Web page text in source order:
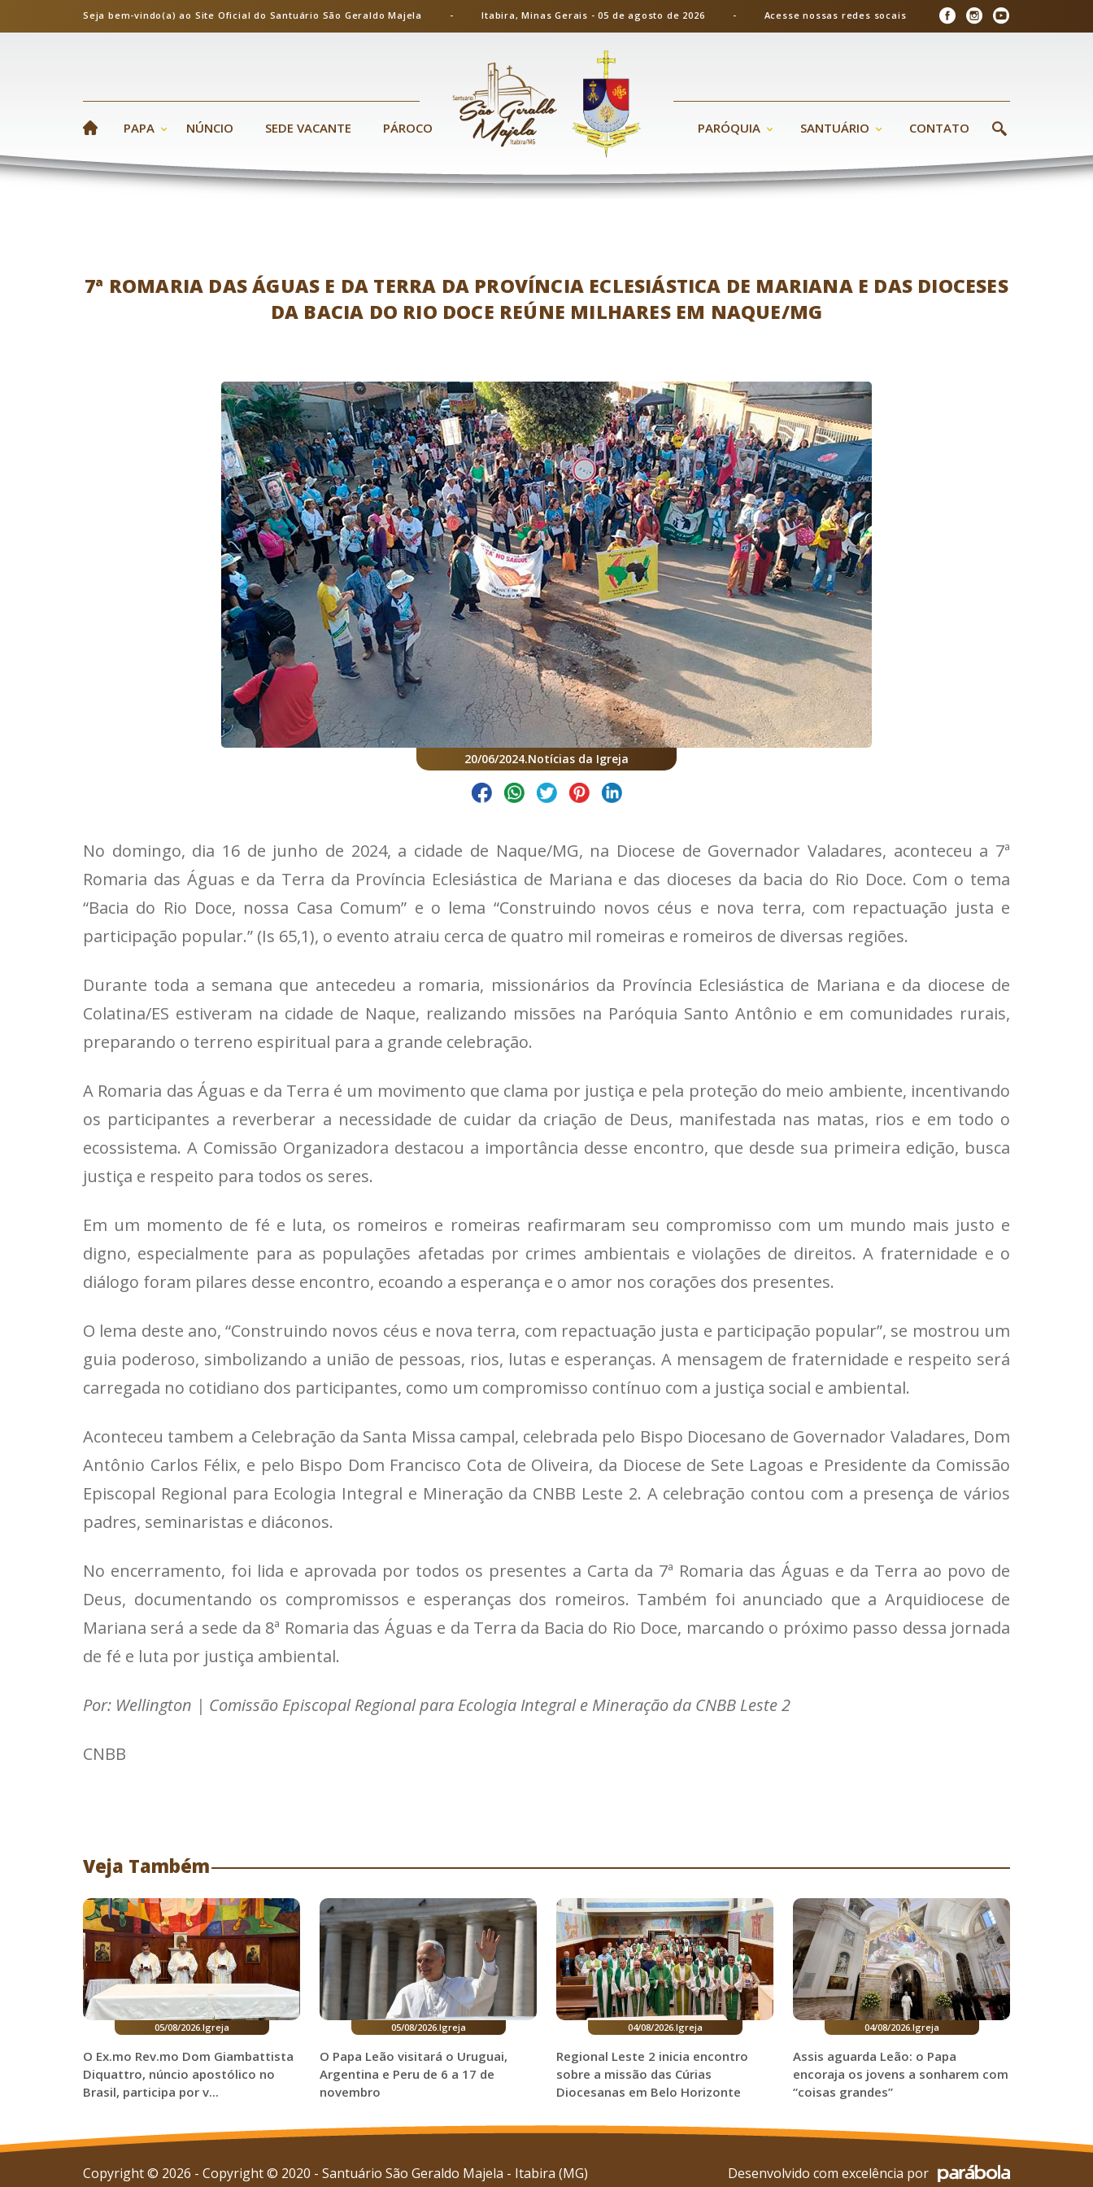
Seja bem-vindo(a) ao Site Oficial do Santuário São Geraldo Majela - Itabira, Minas Gerais - 05 de agosto de 2026 - Acesse nossas redes socais
PAPA NÚNCIO SEDE VACANTE PÁROCO PARÓQUIA SANTUÁRIO CONTATO
7ª ROMARIA DAS ÁGUAS E DA TERRA DA PROVÍNCIA ECLESIÁSTICA DE MARIANA E DAS DIOCESES
DA BACIA DO RIO DOCE REÚNE MILHARES EM NAQUE/MG
20/06/2024.Notícias da Igreja
No domingo, dia 16 de junho de 2024, a cidade de Naque/MG, na Diocese de Governador Valadares, aconteceu a 7ª
Romaria das Águas e da Terra da Província Eclesiástica de Mariana e das dioceses da bacia do Rio Doce. Com o tema
“Bacia do Rio Doce, nossa Casa Comum” e o lema “Construindo novos céus e nova terra, com repactuação justa e
participação popular.” (Is 65,1), o evento atraiu cerca de quatro mil romeiras e romeiros de diversas regiões.
Durante toda a semana que antecedeu a romaria, missionários da Província Eclesiástica de Mariana e da diocese de
Colatina/ES estiveram na cidade de Naque, realizando missões na Paróquia Santo Antônio e em comunidades rurais,
preparando o terreno espiritual para a grande celebração.
A Romaria das Águas e da Terra é um movimento que clama por justiça e pela proteção do meio ambiente, incentivando
os participantes a reverberar a necessidade de cuidar da criação de Deus, manifestada nas matas, rios e em todo o
ecossistema. A Comissão Organizadora destacou a importância desse encontro, que desde sua primeira edição, busca
justiça e respeito para todos os seres.
Em um momento de fé e luta, os romeiros e romeiras reafirmaram seu compromisso com um mundo mais justo e
digno, especialmente para as populações afetadas por crimes ambientais e violações de direitos. A fraternidade e o
diálogo foram pilares desse encontro, ecoando a esperança e o amor nos corações dos presentes.
O lema deste ano, “Construindo novos céus e nova terra, com repactuação justa e participação popular”, se mostrou um
guia poderoso, simbolizando a união de pessoas, rios, lutas e esperanças. A mensagem de fraternidade e respeito será
carregada no cotidiano dos participantes, como um compromisso contínuo com a justiça social e ambiental.
Aconteceu tambem a Celebração da Santa Missa campal, celebrada pelo Bispo Diocesano de Governador Valadares, Dom
Antônio Carlos Félix, e pelo Bispo Dom Francisco Cota de Oliveira, da Diocese de Sete Lagoas e Presidente da Comissão
Episcopal Regional para Ecologia Integral e Mineração da CNBB Leste 2. A celebração contou com a presença de vários
padres, seminaristas e diáconos.
No encerramento, foi lida e aprovada por todos os presentes a Carta da 7ª Romaria das Águas e da Terra ao povo de
Deus, documentando os compromissos e esperanças dos romeiros. Também foi anunciado que a Arquidiocese de
Mariana será a sede da 8ª Romaria das Águas e da Terra da Bacia do Rio Doce, marcando o próximo passo dessa jornada
de fé e luta por justiça ambiental.
Por: Wellington | Comissão Episcopal Regional para Ecologia Integral e Mineração da CNBB Leste 2
CNBB
Veja Também
05/08/2026.Igreja
O Ex.mo Rev.mo Dom Giambattista
Diquattro, núncio apostólico no
Brasil, participa por v...
05/08/2026.Igreja
O Papa Leão visitará o Uruguai,
Argentina e Peru de 6 a 17 de
novembro
04/08/2026.Igreja
Regional Leste 2 inicia encontro
sobre a missão das Cúrias
Diocesanas em Belo Horizonte
04/08/2026.Igreja
Assis aguarda Leão: o Papa
encoraja os jovens a sonharem com
“coisas grandes”
Copyright © 2026 - Copyright © 2020 - Santuário São Geraldo Majela - Itabira (MG) Desenvolvido com excelência por